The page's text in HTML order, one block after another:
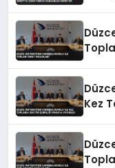
Kez